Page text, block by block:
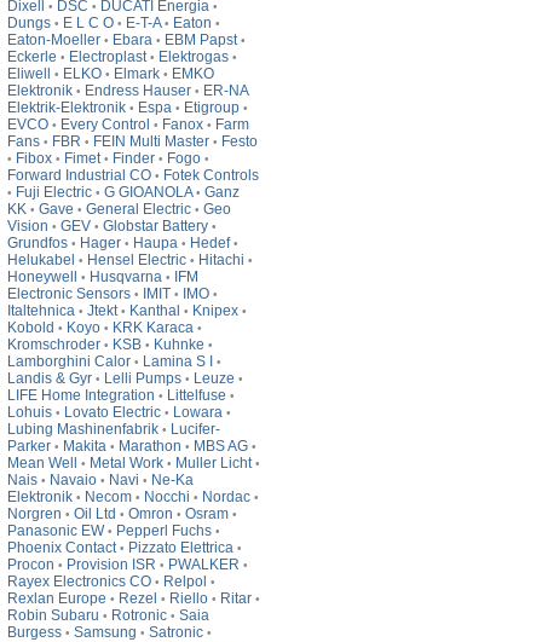
Dixell • DSC • DUCATI Energia •
Dungs • E L C O • E-T-A • Eaton •
Eaton-Moeller • Ebara • EBM Papst •
Eckerle • Electroplast • Elektrogas •
Eliwell • ELKO • Elmark • EMKO
Elektronik • Endress Hauser • ER-NA
Elektrik-Elektronik • Espa • Etigroup •
EVCO • Every Control • Fanox • Farm
Fans • FBR • FEIN Multi Master • Festo
• Fibox • Fimet • Finder • Fogo •
Forward Industrial CO • Fotek Controls
• Fuji Electric • G GIOANOLA • Ganz
KK • Gave • General Electric • Geo
Vision • GEV • Globstar Battery •
Grundfos • Hager • Haupa • Hedef •
Helukabel • Hensel Electric • Hitachi •
Honeywell • Husqvarna •
IFM
Electronic Sensors • IMIT • IMO •
Italtehnica • Jtekt • Kanthal • Knipex •
Kobold • Koyo • KRK Karaca •
Kromschroder • KSB • Kuhnke •
Lamborghini Calor • Lamina S I •
Landis & Gyr • Lelli Pumps • Leuze •
LIFE Home Integration • Littelfuse •
Lohuis • Lovato Electric • Lowara •
Lubing Mashinenfabrik • Lucifer-
Parker • Makita • Marathon • MBS AG •
Mean Well • Metal Work • Muller Licht •
Nais • Navaio • Navi • Ne-Ka
Elektronik • Necom • Nocchi • Nordac •
Norgren • Oil Ltd • Omron • Osram •
Panasonic EW • Pepperl Fuchs •
Phoenix Contact • Pizzato Elettrica •
Procon • Provision ISR • PWALKER •
Rayex Electronics CO • Relpol •
Rexlan Europe • Rezel • Riello • Ritar •
Robin Subaru • Rotronic • Saia
Burgess • Samsung • Satronic •